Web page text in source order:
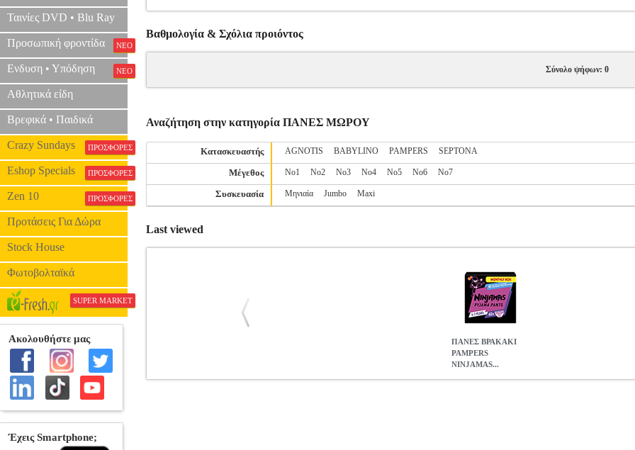
Ταινίες DVD • Blu Ray
Προσωπική φροντίδα ΝΕΟ
Ενδυση • Υπόδηση ΝΕΟ
Αθλητικά είδη
Βρεφικά • Παιδικά
Crazy Sundays ΠΡΟΣΦΟΡΕΣ
Eshop Specials ΠΡΟΣΦΟΡΕΣ
Zen 10 ΠΡΟΣΦΟΡΕΣ
Προτάσεις Για Δώρα
Stock House
Φωτοβολταϊκά
SUPER MARKET
Βαθμολογία & Σχόλια προιόντος
Σύνολο ψήφων: 0
Αναζήτηση στην κατηγορία ΠΑΝΕΣ ΜΩΡΟΥ
Κατασκευαστής AGNOTIS BABYLINO PAMPERS SEPTONA
Μέγεθος Nο1 Nο2 No3 Nο4 Nο5 Nο6 No7
Συσκευασία Μηνιαία Jumbo Maxi
Last viewed
ΠΑΝΕΣ ΒΡΑΚΑΚΙ
PAMPERS
NINJAMAS...